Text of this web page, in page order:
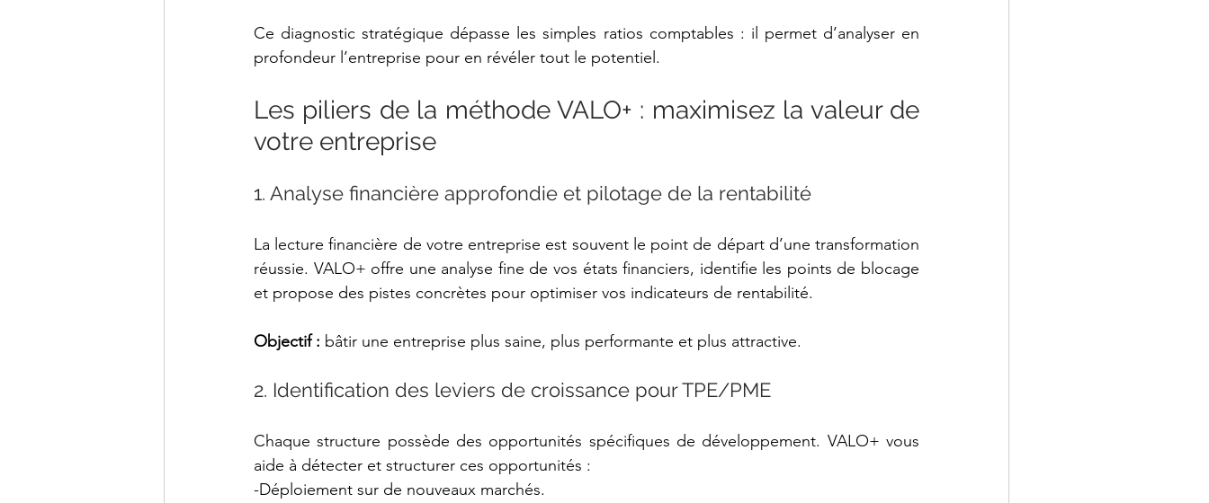
Ce diagnostic stratégique dépasse les simples ratios comptables : il permet d’analyser en
profondeur l’entreprise pour en révéler tout le potentiel.
Les piliers de la méthode VALO+ : maximisez la valeur de
votre entreprise
1. Analyse financière approfondie et pilotage de la rentabilité
La lecture financière de votre entreprise est souvent le point de départ d’une transformation
réussie. VALO+ offre une analyse fine de vos états financiers, identifie les points de blocage
et propose des pistes concrètes pour optimiser vos indicateurs de rentabilité.
Objectif : bâtir une entreprise plus saine, plus performante et plus attractive.
2. Identification des leviers de croissance pour TPE/PME
Chaque structure possède des opportunités spécifiques de développement. VALO+ vous
aide à détecter et structurer ces opportunités :
-Déploiement sur de nouveaux marchés.